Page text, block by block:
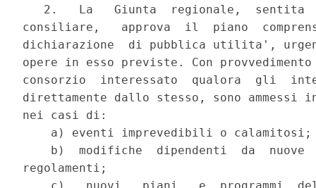
2.   La   Giunta  regionale,  sentita
consiliare,   approva  il  piano
dichiarazione  di pubblica utilita',
opere in esso previste. Con
consorzio  interessato  qualora  gli
direttamente dallo stesso, sono
nei casi di:
    a) eventi imprevedibili o calamitosi;
b)  modifiche  dipendenti  da  nuove
regolamenti;